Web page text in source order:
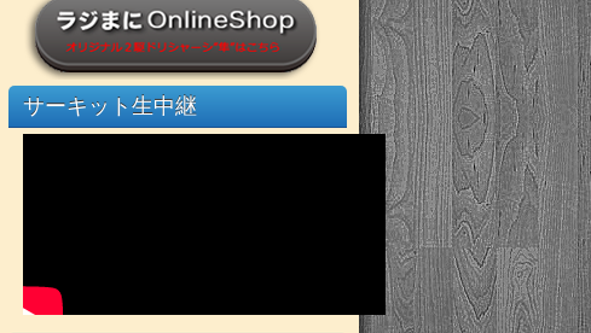
サーキット生中継